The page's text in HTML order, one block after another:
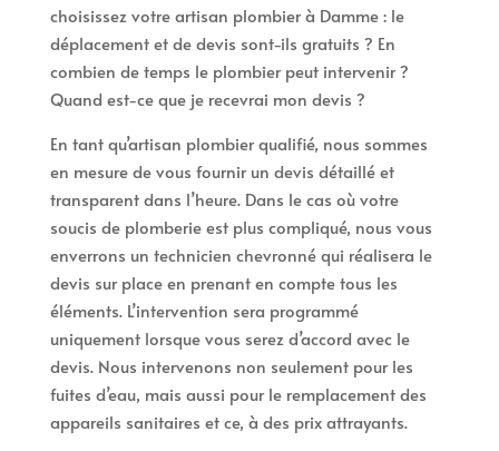
choisissez votre artisan plombier à Damme : le
déplacement et de devis sont-ils gratuits ? En
combien de temps le plombier peut intervenir ?
Quand est-ce que je recevrai mon devis ?
En tant qu’artisan plombier qualifié, nous sommes
en mesure de vous fournir un devis détaillé et
transparent dans l’heure. Dans le cas où votre
soucis de plomberie est plus compliqué, nous vous
enverrons un technicien chevronné qui réalisera le
devis sur place en prenant en compte tous les
éléments. L’intervention sera programmé
uniquement lorsque vous serez d’accord avec le
devis. Nous intervenons non seulement pour les
fuites d’eau, mais aussi pour le remplacement des
appareils sanitaires et ce, à des prix attrayants.